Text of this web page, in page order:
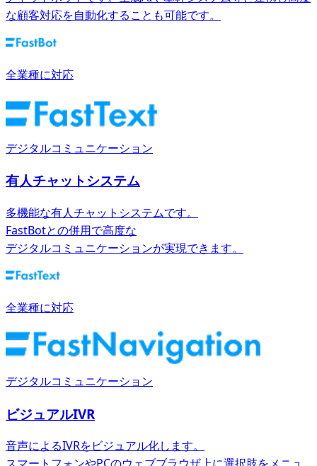
な顧客対応を自動化することも可能です。
全業種に対応
デジタルコミュニケーション
有人チャットシステム
多機能な有人チャットシステムです。
FastBotとの併用で高度な
デジタルコミュニケーションが実現できます。
全業種に対応
デジタルコミュニケーション
ビジュアルIVR
音声によるIVRをビジュアル化します。